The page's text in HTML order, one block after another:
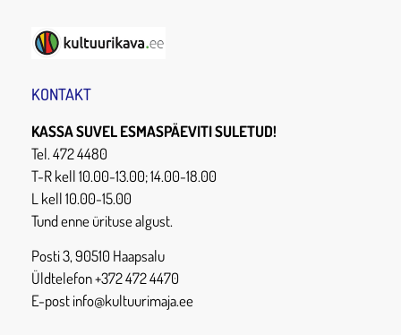
KONTAKT
KASSA SUVEL ESMASPÄEVITI SULETUD!
Tel. 472 4480
T-R kell 10.00-13.00; 14.00-18.00
L kell 10.00-15.00
Tund enne ürituse algust.
Posti 3, 90510 Haapsalu
Üldtelefon +372 472 4470
E-post info@kultuurimaja.ee